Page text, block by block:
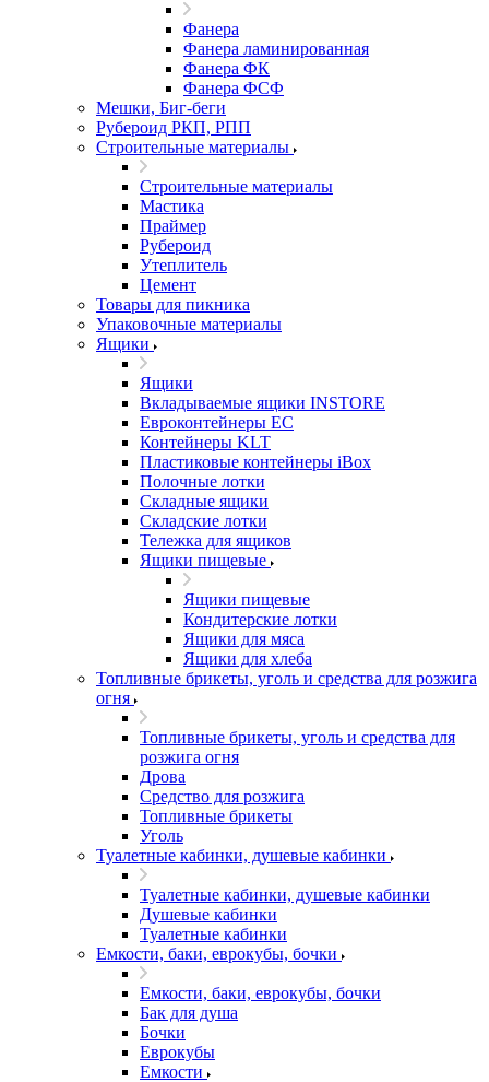
Фанера
Фанера ламинированная
Фанера ФК
Фанера ФСФ
Мешки, Биг-беги
Рубероид РКП, РПП
Строительные материалы
Строительные материалы
Мастика
Праймер
Рубероид
Утеплитель
Цемент
Товары для пикника
Упаковочные материалы
Ящики
Ящики
Вкладываемые ящики INSTORE
Евроконтейнеры ЕС
Контейнеры KLT
Пластиковые контейнеры iBox
Полочные лотки
Складные ящики
Складские лотки
Тележка для ящиков
Ящики пищевые
Ящики пищевые
Кондитерские лотки
Ящики для мяса
Ящики для хлеба
Топливные брикеты, уголь и средства для розжига
огня
Топливные брикеты, уголь и средства для
розжига огня
Дрова
Средство для розжига
Топливные брикеты
Уголь
Туалетные кабинки, душевые кабинки
Туалетные кабинки, душевые кабинки
Душевые кабинки
Туалетные кабинки
Емкости, баки, еврокубы, бочки
Емкости, баки, еврокубы, бочки
Бак для душа
Бочки
Еврокубы
Емкости